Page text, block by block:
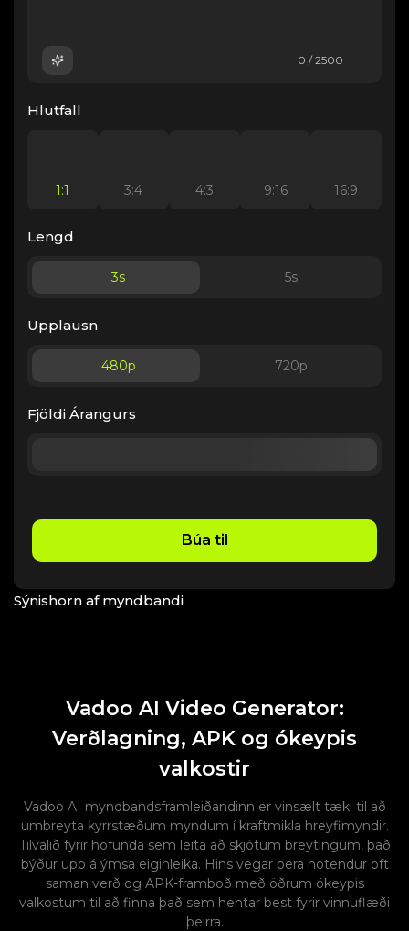
0 / 2500
Hlutfall
1:1 3:4 4:3 9:16 16:9
Lengd
3s 5s
Upplausn
480p 720p
Fjöldi Árangurs
Búa til
Sýnishorn af myndbandi
Vadoo AI Video Generator:
Verðlagning, APK og ókeypis
valkostir
Vadoo AI myndbandsframleiðandinn er vinsælt tæki til að
umbreyta kyrrstæðum myndum í kraftmikla hreyfimyndir.
Tilvalið fyrir höfunda sem leita að skjótum breytingum, það
býður upp á ýmsa eiginleika. Hins vegar bera notendur oft
saman verð og APK-framboð með öðrum ókeypis
valkostum til að finna það sem hentar best fyrir vinnuflæði
þeirra.